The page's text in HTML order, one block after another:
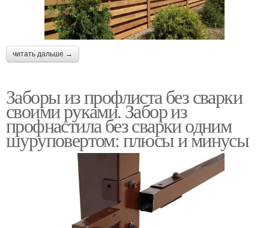
читать дальше →
Заборы из профлиста без сварки
своими руками. Забор из
профнастила без сварки одним
шуруповертом: плюсы и минусы